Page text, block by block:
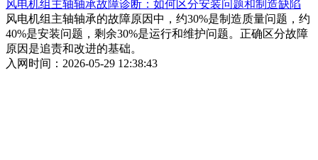
风电机组主轴轴承故障诊断：如何区分安装问题和制造缺陷
风电机组主轴轴承的故障原因中，约30%是制造质量问题，约
40%是安装问题，剩余30%是运行和维护问题。正确区分故障
原因是追责和改进的基础。
入网时间：2026-05-29 12:38:43